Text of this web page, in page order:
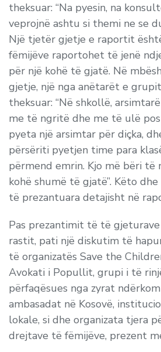
theksuar: “Na pyesin, na
veprojnë ashtu si themi ne se
Një tjetër gjetje e raportit
fëmijëve raportohet të jenë
për një kohë të gjatë. Në
gjetje, një nga anëtarët e
theksuar: “Në shkollë,
me të ngritë dhe me të ulë
pyeta një arsimtar për diçka,
përsëriti pyetjen time para
përmend emrin. Kjo më bëri të
kohë shumë të gjatë”. Këto
të prezantuara detajisht në
Pas prezantimit të të
rastit, pati një diskutim të
të organizatës Save the
Avokati i Popullit, grupi i të
përfaqësues nga zyrat
ambasadat në Kosovë,
lokale, si dhe organizata tjera
drejtave të fëmijëve, prezent